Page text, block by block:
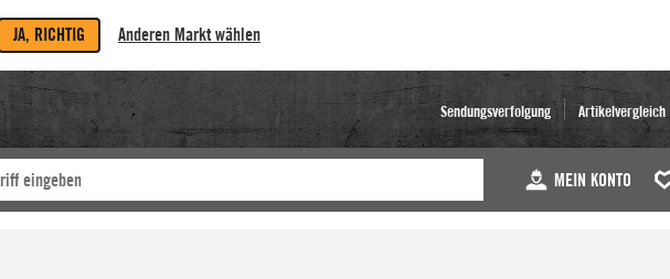
JA, RICHTIG Anderen Markt wählen
Sendungsverfolgung Artikelvergleich
MEIN KONTO